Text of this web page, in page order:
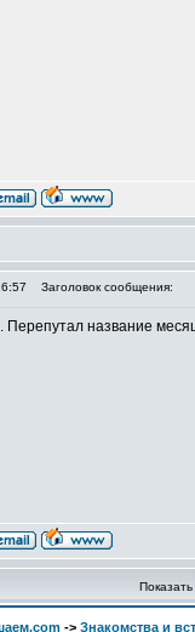
Заголовок сообщения:
название
-> Знакомства и